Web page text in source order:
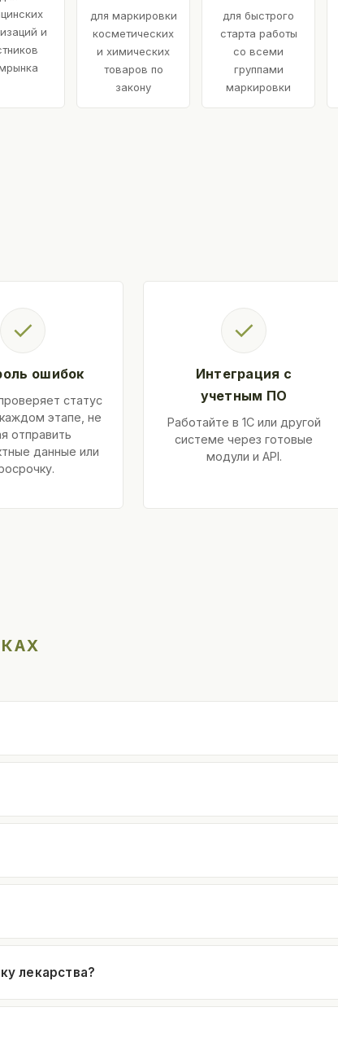
и
для маркировки
косметических
и химических
товаров по
закону
для быстрого
старта работы
со всеми
группами
маркировки
✓
ошибок
статус
этапе, не
отправить
данные или
✓
Интеграция с
учетным ПО
Работайте в 1С или другой
системе через готовые
модули и API.
лекарства?